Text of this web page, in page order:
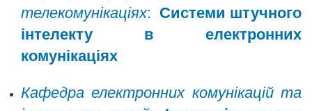
телекомунікаціях: Системи штучного
інтелекту в електронних
комунікаціях
Кафедра електронних комунікацій та